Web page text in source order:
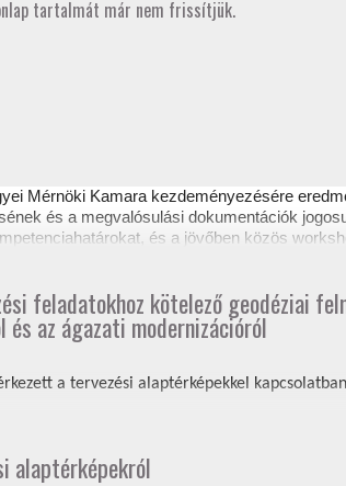
tartalmát már nem frissítjük.
Mérnöki Kamara kezdeményezésére
és a megvalósulási dokumentációk
és a jövőben közös
feladatokhoz kötelező geodéziai
és az ágazati modernizációról
a tervezési alaptérképekkel
alaptérképekról